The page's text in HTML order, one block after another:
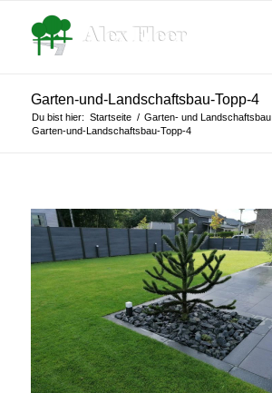
Garten-und-Landschaftsbau-Topp-4
Du bist hier: Startseite / Garten- und Landschaftsbau
Garten-und-Landschaftsbau-Topp-4